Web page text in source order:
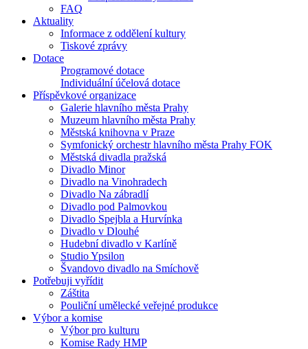
FAQ
Aktuality
Informace z oddělení kultury
Tiskové zprávy
Dotace
Programové dotace
Individuální účelová dotace
Příspěvkové organizace
Galerie hlavního města Prahy
Muzeum hlavního města Prahy
Městská knihovna v Praze
Symfonický orchestr hlavního města Prahy FOK
Městská divadla pražská
Divadlo Minor
Divadlo na Vinohradech
Divadlo Na zábradlí
Divadlo pod Palmovkou
Divadlo Spejbla a Hurvínka
Divadlo v Dlouhé
Hudební divadlo v Karlíně
Studio Ypsilon
Švandovo divadlo na Smíchově
Potřebuji vyřídit
Záštita
Pouliční umělecké veřejné produkce
Výbor a komise
Výbor pro kulturu
Komise Rady HMP